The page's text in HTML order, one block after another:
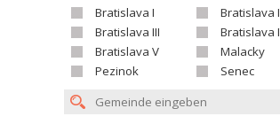
Bratislava I
Bratislava
Bratislava III
Bratislava
Bratislava V
Malacky
Pezinok
Senec